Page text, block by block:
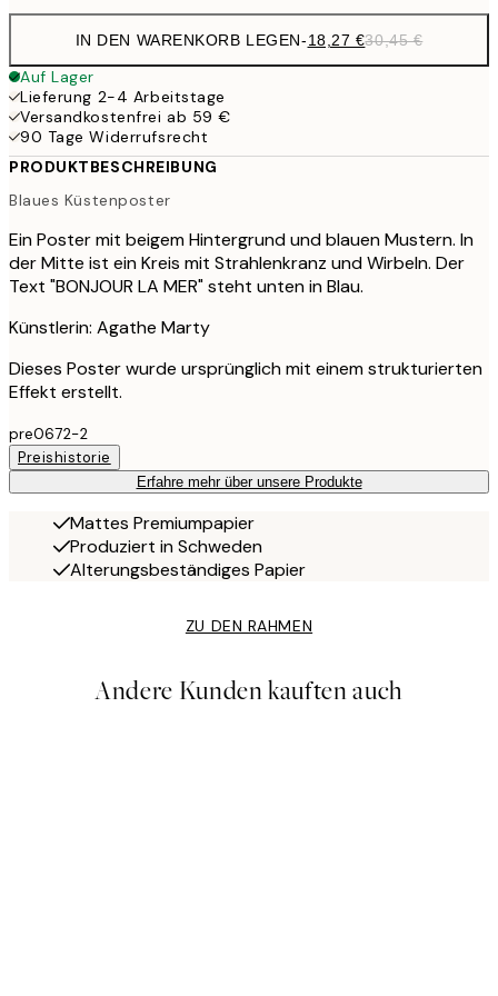
IN DEN WARENKORB LEGEN-18,27 €30,45 €
Auf Lager
Lieferung 2-4 Arbeitstage
Versandkostenfrei ab 59 €
90 Tage Widerrufsrecht
PRODUKTBESCHREIBUNG
Blaues Küstenposter
Ein Poster mit beigem Hintergrund und blauen Mustern. In
der Mitte ist ein Kreis mit Strahlenkranz und Wirbeln. Der
Text "BONJOUR LA MER" steht unten in Blau.
Künstlerin: Agathe Marty
Dieses Poster wurde ursprünglich mit einem strukturierten
Effekt erstellt.
pre0672-2
Preishistorie
Erfahre mehr über unsere Produkte
Mattes Premiumpapier
Produziert in Schweden
Alterungsbeständiges Papier
ZU DEN RAHMEN
Andere Kunden kauften auch